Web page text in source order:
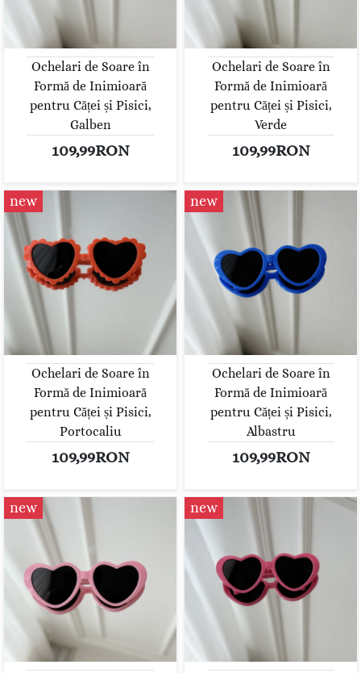
Ochelari de Soare în
Formă de Inimioară
pentru Căței și Pisici,
Galben
109,99RON
Ochelari de Soare în
Formă de Inimioară
pentru Căței și Pisici,
Verde
109,99RON
new
Ochelari de Soare în
Formă de Inimioară
pentru Căței și Pisici,
Portocaliu
109,99RON
new
Ochelari de Soare în
Formă de Inimioară
pentru Căței și Pisici,
Albastru
109,99RON
new new